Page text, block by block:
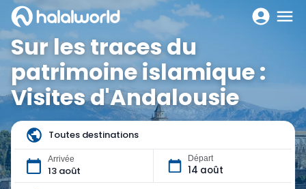
Sur les traces du
patrimoine islamique :
Visites d'Andalousie
Toutes destinations
Arrivée
13 août
Départ
14 août